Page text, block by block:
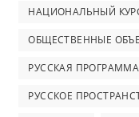
НАЦИОНАЛЬНЫЙ
ОБЩЕСТВЕННЫЕ
РУССКАЯ ПРОГРАММА
РУССКОЕ